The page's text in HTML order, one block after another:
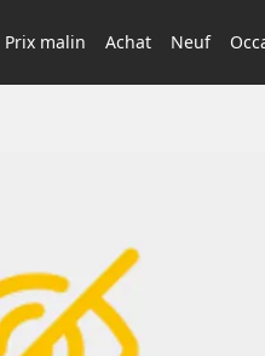
Prix malin Achat Neuf